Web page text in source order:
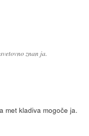
znan ja.
met kladiva mogoče ja.